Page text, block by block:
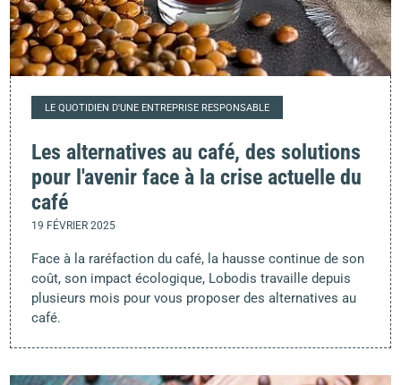
LE QUOTIDIEN D'UNE ENTREPRISE RESPONSABLE
Les alternatives au café, des solutions
pour l'avenir face à la crise actuelle du
café
19 FÉVRIER 2025
Face à la raréfaction du café, la hausse continue de son
coût, son impact écologique, Lobodis travaille depuis
plusieurs mois pour vous proposer des alternatives au
café.